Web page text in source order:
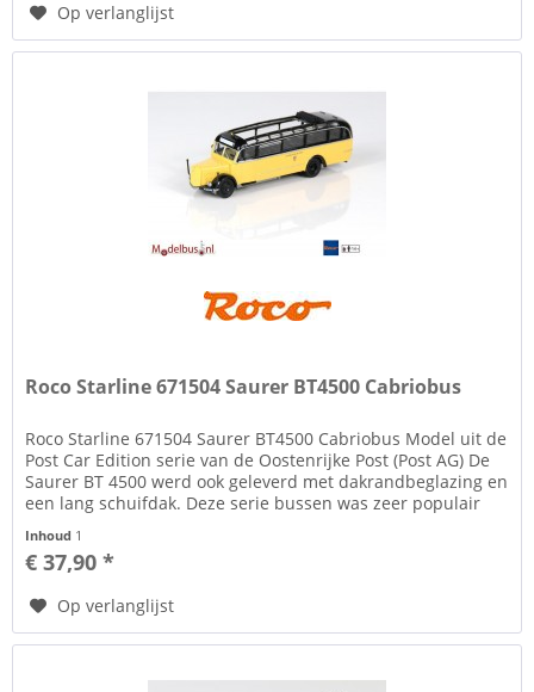
Op verlanglijst
Roco Starline 671504 Saurer BT4500 Cabriobus
Roco Starline 671504 Saurer BT4500 Cabriobus Model uit de
Post Car Edition serie van de Oostenrijke Post (Post AG) De
Saurer BT 4500 werd ook geleverd met dakrandbeglazing en
een lang schuifdak. Deze serie bussen was zeer populair
Inhoud 1
€ 37,90 *
Op verlanglijst